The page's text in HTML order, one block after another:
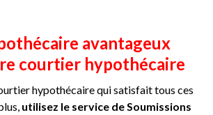
avantageux
courtier hypothécaire
hypothécaire qui satisfait tous ces
utilisez le service de Soumissions